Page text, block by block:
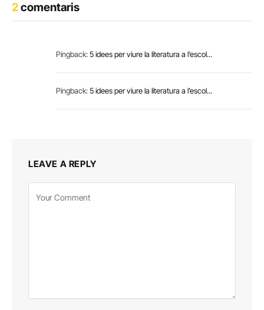
2comentaris
Pingback: 5 idees per viure la literatura a l’escol...
Pingback: 5 idees per viure la literatura a l’escol...
LEAVE A REPLY